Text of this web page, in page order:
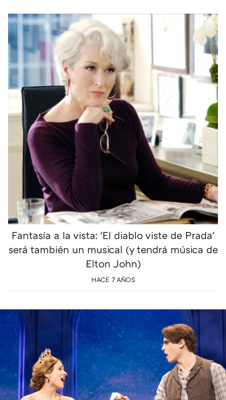
Fantasía a la vista: 'El diablo viste de Prada'
será también un musical (y tendrá música de
Elton John)
HACE 7 AÑOS